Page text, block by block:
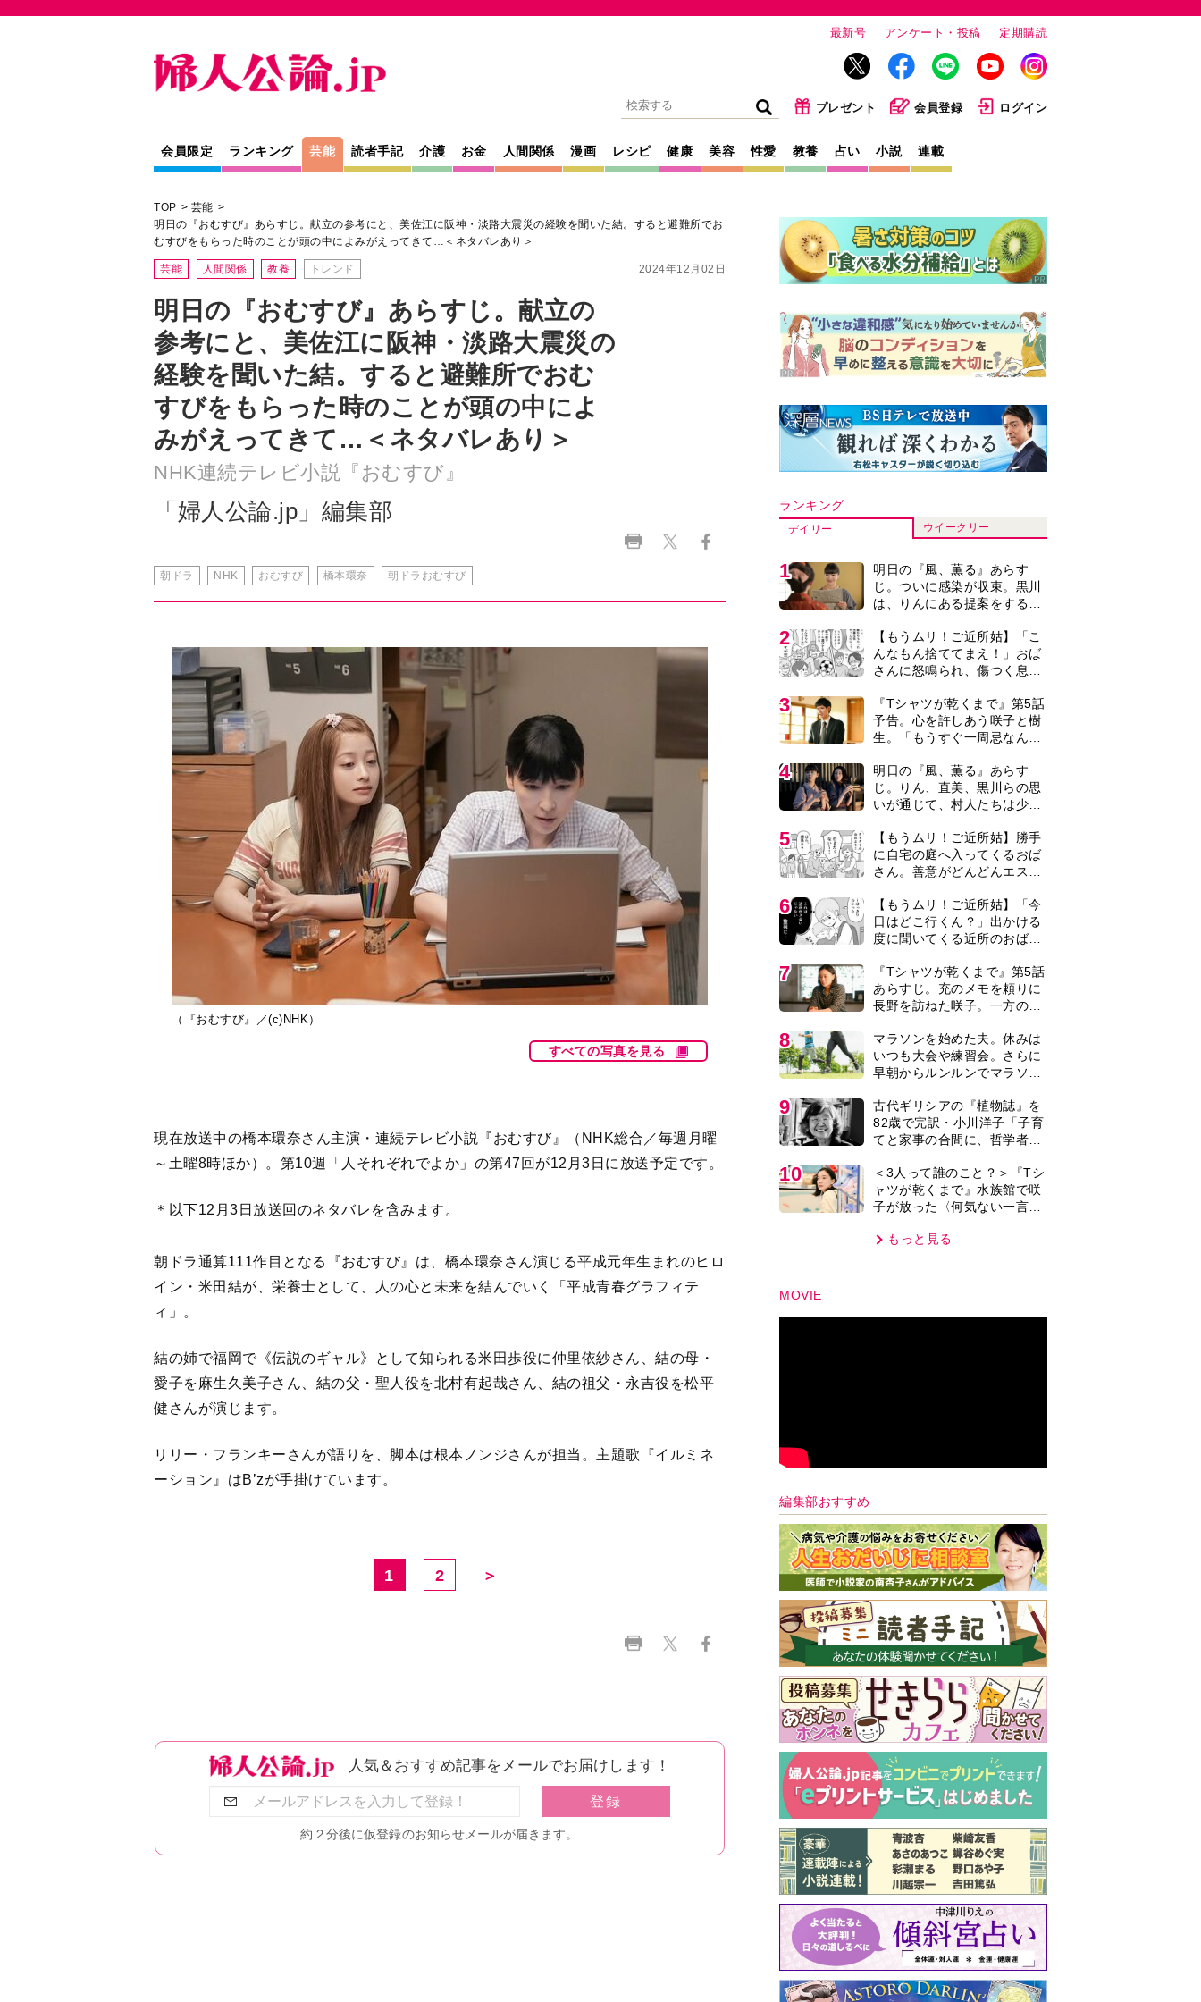
最新号 アンケート・投稿 定期購読
プレゼント 会員登録 ログイン
会員限定 ランキング 芸能 読者手記 介護 お金 人間関係 漫画 レシピ 健康 美容 性愛 教養 占い 小説 連載
TOP
芸能
明日の『おむすび』あらすじ。献立の参考にと、美佐江に阪神・淡路大震災の経験を聞いた結。すると避難所でお
むすびをもらった時のことが頭の中によみがえってきて…＜ネタバレあり＞
2024年12月02日
芸能 人間関係 教養 トレンド
明日の『おむすび』あらすじ。献立の
参考にと、美佐江に阪神・淡路大震災の
経験を聞いた結。すると避難所でおむ
すびをもらった時のことが頭の中によ
みがえってきて…＜ネタバレあり＞
NHK連続テレビ小説『おむすび』
「婦人公論.jp」編集部
朝ドラ NHK おむすび 橋本環奈 朝ドラおむすび
（『おむすび』／(c)NHK）
すべての写真を見る
現在放送中の橋本環奈さん主演・連続テレビ小説『おむすび』（NHK総合／毎週月曜
～土曜8時ほか）。第10週「人それぞれでよか」の第47回が12月3日に放送予定です。
＊以下12月3日放送回のネタバレを含みます。
朝ドラ通算111作目となる『おむすび』は、橋本環奈さん演じる平成元年生まれのヒロ
イン・米田結が、栄養士として、人の心と未来を結んでいく「平成青春グラフィテ
ィ」。
結の姉で福岡で《伝説のギャル》として知られる米田歩役に仲里依紗さん、結の母・
愛子を麻生久美子さん、結の父・聖人役を北村有起哉さん、結の祖父・永吉役を松平
健さんが演じます。
リリー・フランキーさんが語りを、脚本は根本ノンジさんが担当。主題歌『イルミネ
ーション』はB’zが手掛けています。
1 2 ＞
ランキング
デイリー ウイークリー
1
明日の『風、薫る』あらす
じ。ついに感染が収束。黒川
は、りんにある提案をする＜
2
【もうムリ！ご近所姑】「こ
んなもん捨ててまえ！」おば
さんに怒鳴られ、傷つく息
【第3話】
3
『Tシャツが乾くまで』第5話
予告。心を許しあう咲子と樹
生。「もうすぐ一周忌なんで
レあり＞
4
明日の『風、薫る』あらす
じ。りん、直美、黒川らの思
いが通じて、村人たちは少し
バレあり＞
5
【もうムリ！ご近所姑】勝手
に自宅の庭へ入ってくるおば
さん。善意がどんどんエスカ
6
【もうムリ！ご近所姑】「今
日はどこ行くん？」出かける
度に聞いてくる近所のおばさ
まり…【第1話】
7
『Tシャツが乾くまで』第5話
あらすじ。充のメモを頼りに
長野を訪ねた咲子。一方の樹
タバレあり＞
8
マラソンを始めた夫。休みは
いつも大会や練習会。さらに
早朝からルンルンでマラソン
うになり…
9
古代ギリシアの『植物誌』を
82歳で完訳・小川洋子「子育
てと家事の合間に、哲学者テ
年」
10
＜3人って誰のこと？＞『Tシ
ャツが乾くまで』水族館で咲
子が放った〈何気ない一言〉
線？」「子どもの話だと…」
もっと見る
MOVIE
編集部おすすめ